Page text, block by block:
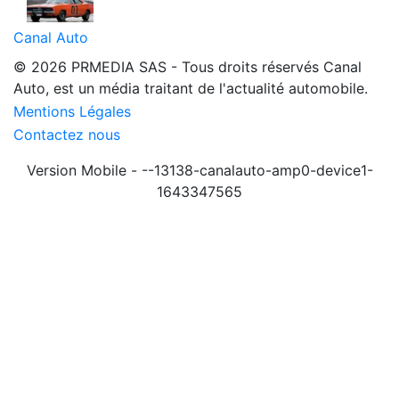
Canal Auto
© 2026 PRMEDIA SAS - Tous droits réservés Canal
Auto, est un média traitant de l'actualité automobile.
Mentions Légales
Contactez nous
Version Mobile - --13138-canalauto-amp0-device1-
1643347565